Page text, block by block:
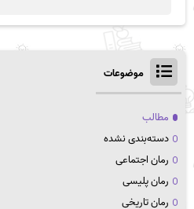
موضوعات
مطالب
دسته‌بندی نشده
رمان اجتماعی
رمان پلیسی
رمان تاریخی